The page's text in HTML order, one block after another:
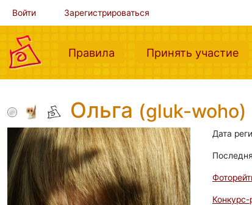
Войти Зарегистрироваться
Правила (current)Принять участие
Ольга (gluk-woho)
Дата
Конкурс-